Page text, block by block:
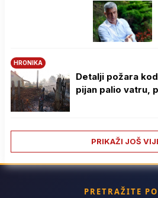
HRONIKA
Detalji požara
pijan palio vatru,
PRIKAŽI JOŠ
PRETRAŽITE